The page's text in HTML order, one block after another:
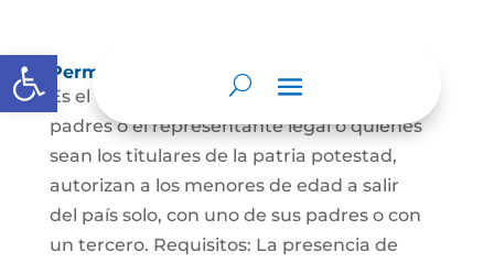
Abrir barra de herramientas
Permisos de salida de país temporal
Es el documento mediante el cual los
padres o el representante legal o quienes
sean los titulares de la patria potestad,
autorizan a los menores de edad a salir
del país solo, con uno de sus padres o con
un tercero. Requisitos: La presencia de